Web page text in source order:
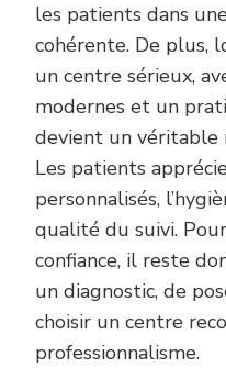
les patients dans
cohérente. De plus,
un centre sérieux,
modernes et un
devient un véritable
Les patients
personnalisés,
qualité du suivi.
confiance, il reste
un diagnostic, de
choisir un centre
professionnalisme.